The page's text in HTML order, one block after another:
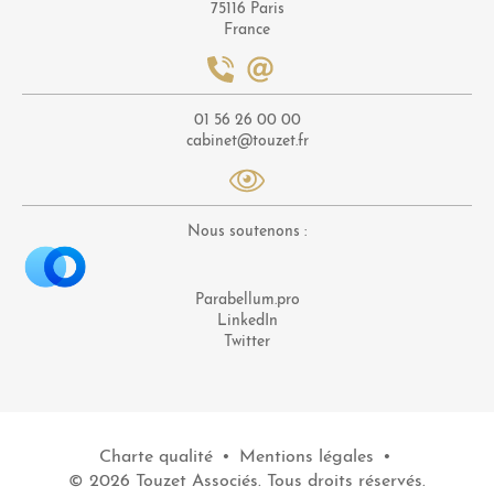
75116 Paris
France
01 56 26 00 00
cabinet@touzet.fr
Nous soutenons :
Parabellum.pro
LinkedIn
Twitter
Charte qualité • Mentions légales
•
© 2026 Touzet Associés. Tous droits réservés.